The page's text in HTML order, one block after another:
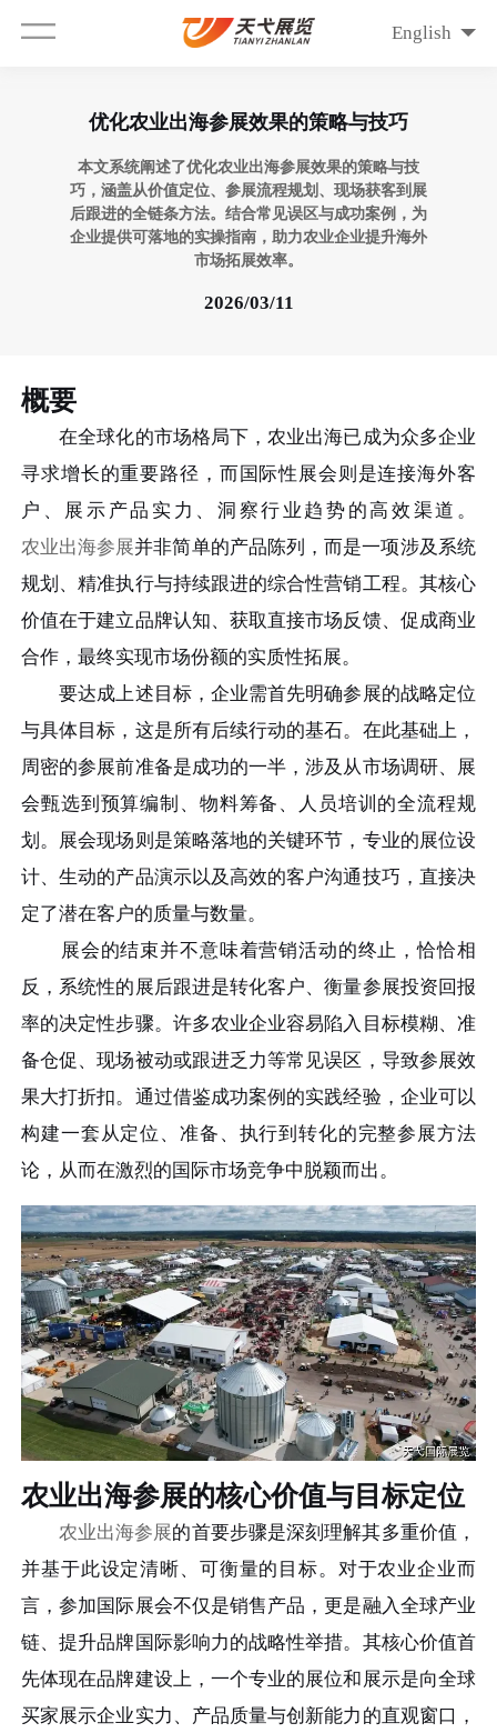
English
优化农业出海参展效果的策略与技巧
本文系统阐述了优化农业出海参展效果的策略与技
巧，涵盖从价值定位、参展流程规划、现场获客到展
后跟进的全链条方法。结合常见误区与成功案例，为
企业提供可落地的实操指南，助力农业企业提升海外
市场拓展效率。
2026/03/11
概要
在全球化的市场格局下，农业出海已成为众多企业
寻求增长的重要路径，而国际性展会则是连接海外客
户、展示产品实力、洞察行业趋势的高效渠道。
农业出海参展并非简单的产品陈列，而是一项涉及系统
规划、精准执行与持续跟进的综合性营销工程。其核心
价值在于建立品牌认知、获取直接市场反馈、促成商业
合作，最终实现市场份额的实质性拓展。
要达成上述目标，企业需首先明确参展的战略定位
与具体目标，这是所有后续行动的基石。在此基础上，
周密的参展前准备是成功的一半，涉及从市场调研、展
会甄选到预算编制、物料筹备、人员培训的全流程规
划。展会现场则是策略落地的关键环节，专业的展位设
计、生动的产品演示以及高效的客户沟通技巧，直接决
定了潜在客户的质量与数量。
展会的结束并不意味着营销活动的终止，恰恰相
反，系统性的展后跟进是转化客户、衡量参展投资回报
率的决定性步骤。许多农业企业容易陷入目标模糊、准
备仓促、现场被动或跟进乏力等常见误区，导致参展效
果大打折扣。通过借鉴成功案例的实践经验，企业可以
构建一套从定位、准备、执行到转化的完整参展方法
论，从而在激烈的国际市场竞争中脱颖而出。
农业出海参展的核心价值与目标定位
农业出海参展的首要步骤是深刻理解其多重价值，
并基于此设定清晰、可衡量的目标。对于农业企业而
言，参加国际展会不仅是销售产品，更是融入全球产业
链、提升品牌国际影响力的战略性举措。其核心价值首
先体现在品牌建设上，一个专业的展位和展示是向全球
买家展示企业实力、产品质量与创新能力的直观窗口，